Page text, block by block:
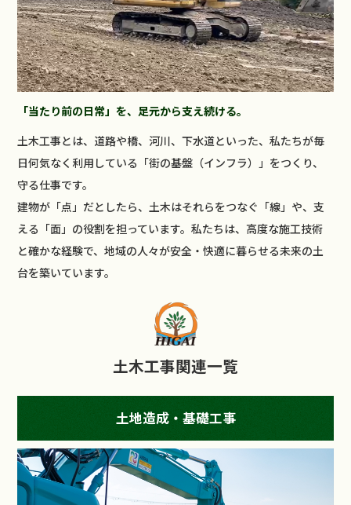
「当たり前の日常」を、足元から支え続ける。
土木工事とは、道路や橋、河川、下水道といった、私たちが毎
日何気なく利用している「街の基盤（インフラ）」をつくり、
守る仕事です。
建物が「点」だとしたら、土木はそれらをつなぐ「線」や、支
える「面」の役割を担っています。私たちは、高度な施工技術
と確かな経験で、地域の人々が安全・快適に暮らせる未来の土
台を築いています。
土木工事関連一覧
土地造成・基礎工事